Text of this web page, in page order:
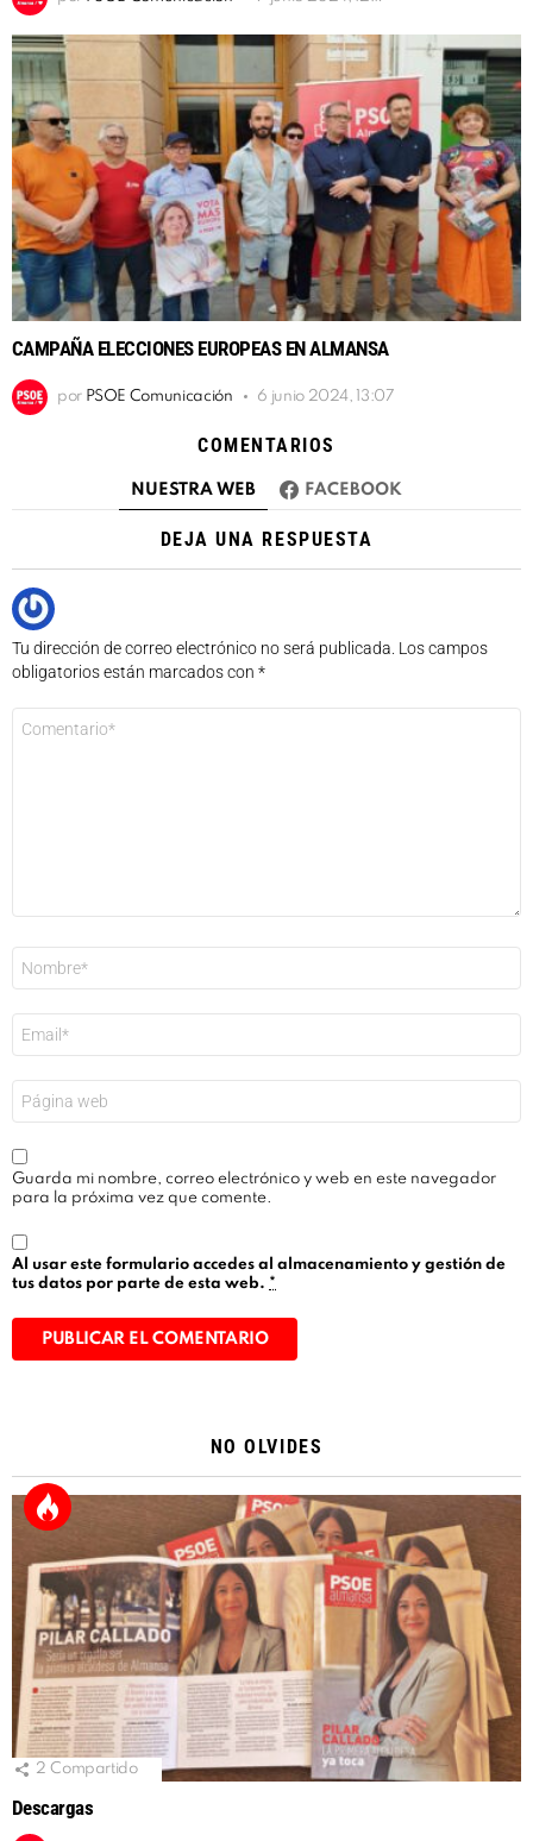
CAMPAÑA ELECCIONES EUROPEAS EN ALMANSA
por PSOE Comunicación 6 junio 2024, 13:07
COMENTARIOS
NUESTRA WEB FACEBOOK
DEJA UNA RESPUESTA
Tu dirección de correo electrónico no será publicada. Los campos
obligatorios están marcados con *
electrónico
*
Guarda mi nombre, correo electrónico y web en este navegador
para la próxima vez que comente.
Al usar este formulario accedes al almacenamiento y gestión de
tus datos por parte de esta web. *
NO OLVIDES
2 Compartido
Descargas